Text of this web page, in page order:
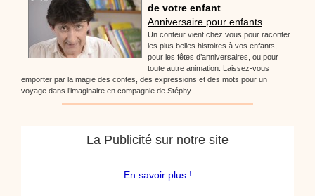
de votre enfant
Anniversaire pour enfants
Un conteur vient chez vous pour raconter
les plus belles histoires à vos enfants,
pour les fêtes d’anniversaires, ou pour
toute autre animation. Laissez-vous
emporter par la magie des contes, des expressions et des mots pour un
voyage dans l’imaginaire en compagnie de Stéphy.
La Publicité sur notre site
En savoir plus !